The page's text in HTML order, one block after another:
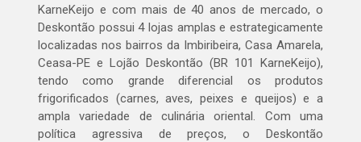
KarneKeijo e com mais de 40 anos de mercado, o
Deskontão possui 4 lojas amplas e estrategicamente
localizadas nos bairros da Imbiribeira, Casa Amarela,
Ceasa-PE e Lojão Deskontão (BR 101 KarneKeijo),
tendo como grande diferencial os produtos
frigorificados (carnes, aves, peixes e queijos) e a
ampla variedade de culinária oriental. Com uma
política agressiva de preços, o Deskontão